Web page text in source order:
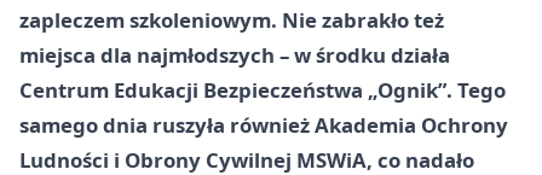
zapleczem szkoleniowym. Nie zabrakło też
miejsca dla najmłodszych – w środku działa
Centrum Edukacji Bezpieczeństwa „Ognik”. Tego
samego dnia ruszyła również Akademia Ochrony
Ludności i Obrony Cywilnej MSWiA, co nadało